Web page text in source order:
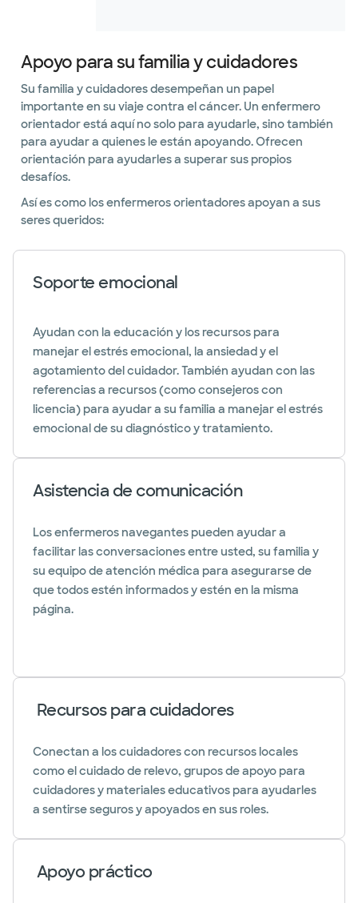
Apoyo para su familia y cuidadores
Su familia y cuidadores desempeñan un papel
importante en su viaje contra el cáncer. Un enfermero
orientador está aquí no solo para ayudarle, sino también
para ayudar a quienes le están apoyando. Ofrecen
orientación para ayudarles a superar sus propios
desafíos.
Así es como los enfermeros orientadores apoyan a sus
seres queridos:
Soporte emocional
Ayudan con la educación y los recursos para
manejar el estrés emocional, la ansiedad y el
agotamiento del cuidador. También ayudan con las
referencias a recursos (como consejeros con
licencia) para ayudar a su familia a manejar el estrés
emocional de su diagnóstico y tratamiento.
Asistencia de comunicación
Los enfermeros navegantes pueden ayudar a
facilitar las conversaciones entre usted, su familia y
su equipo de atención médica para asegurarse de
que todos estén informados y estén en la misma
página.
Recursos para cuidadores
Conectan a los cuidadores con recursos locales
como el cuidado de relevo, grupos de apoyo para
cuidadores y materiales educativos para ayudarles
a sentirse seguros y apoyados en sus roles.
Apoyo práctico